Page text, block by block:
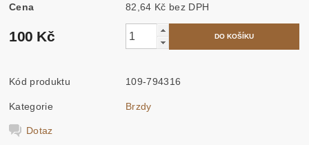
Cena 82,64 Kč bez DPH
100 Kč
Kód produktu 109-794316
Kategorie Brzdy
Dotaz